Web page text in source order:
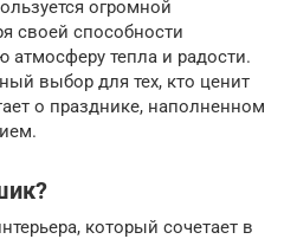
огромной
своей способности
атмосферу тепла и радости.
выбор для тех, кто ценит
о празднике, наполненном
который сочетает в